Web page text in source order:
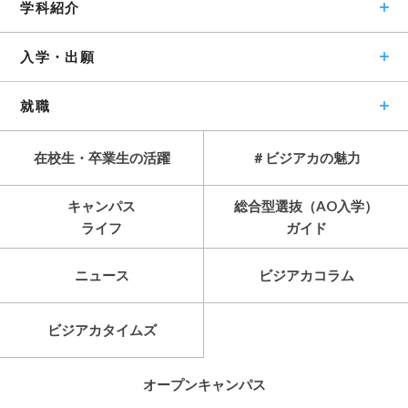
学科紹介
入学・出願
就職
在校生・卒業生の活躍 ＃ビジアカの魅力
キャンパス
ライフ
総合型選抜（AO入学）
ガイド
ニュース ビジアカコラム
ビジアカタイムズ
オープンキャンパス